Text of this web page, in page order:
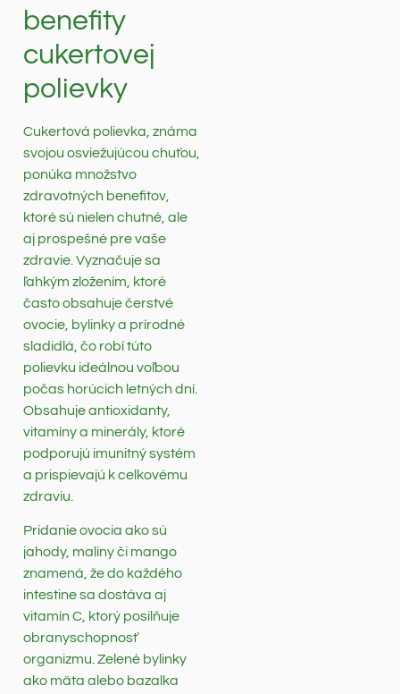
benefity
cukertovej
polievky
Cukertová polievka, známa
svojou osviežujúcou chuťou,
ponúka množstvo
zdravotných benefitov,
ktoré sú nielen chutné, ale
aj prospešné pre vaše
zdravie. Vyznačuje sa
ľahkým zložením, ktoré
často obsahuje čerstvé
ovocie, bylinky a prírodné
sladidlá, čo robí túto
polievku ideálnou voľbou
počas horúcich letných dní.
Obsahuje antioxidanty,
vitamíny a minerály, ktoré
podporujú imunitný systém
a prispievajú k celkovému
zdraviu.
Pridanie ovocia ako sú
jahody, maliny či mango
znamená, že do každého
intestine sa dostáva aj
vitamín C, ktorý posilňuje
obranyschopnosť
organizmu. Zelené bylinky
ako mäta alebo bazalka